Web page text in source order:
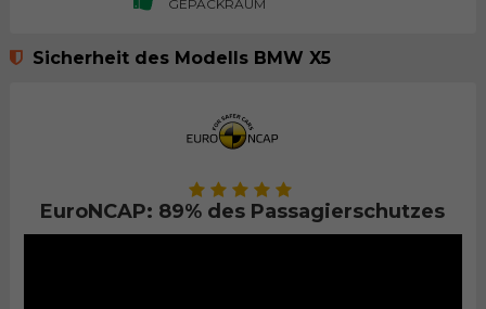
GEPÄCKRAUM
Sicherheit des Modells BMW X5
EuroNCAP: 89% des Passagierschutzes